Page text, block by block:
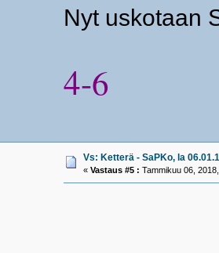
Nyt uskotaan
4-6
Vs: Ketterä - SaPKo, la
«Vastaus #5 : Tammikuu 06,